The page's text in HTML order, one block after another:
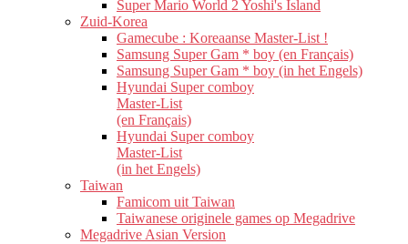
Super Mario World 2 Yoshi's Island
Zuid-Korea
Gamecube : Koreaanse Master-List !
Samsung Super Gam * boy (en Français)
Samsung Super Gam * boy (in het Engels)
Hyundai Super comboy
Master-List
(en Français)
Hyundai Super comboy
Master-List
(in het Engels)
Taiwan
Famicom uit Taiwan
Taiwanese originele games op Megadrive
Megadrive Asian Version